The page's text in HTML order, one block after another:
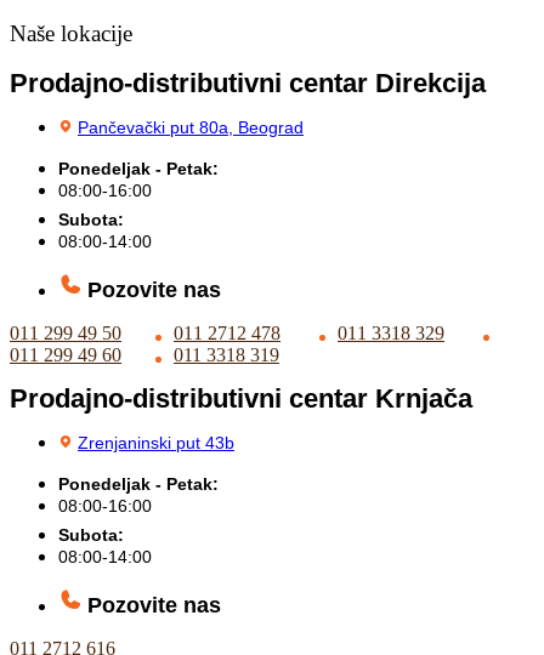
Naše lokacije
Prodajno-distributivni centar Direkcija
Pančevački put 80a, Beograd
Ponedeljak - Petak:
08:00-16:00
Subota:
08:00-14:00
Pozovite nas
011 299 49 50 011 2712 478
011 3318 329
011 299 49 60
011 3318 319
Prodajno-distributivni centar Krnjača
Zrenjaninski put 43b
Ponedeljak - Petak:
08:00-16:00
Subota:
08:00-14:00
Pozovite nas
011 2712 616